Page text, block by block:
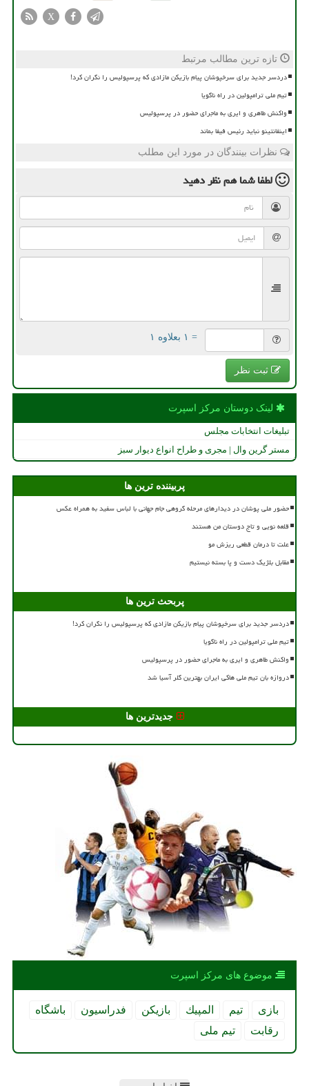
X
تازه ترین مطالب مرتبط
دردسر جدید برای سرخپوشان پیام بازیکن مازادی که پرسپولیس را نگران کرد!
تیم ملی ترامپولین در راه ناگویا
واکنش طاهری و ایری به ماجرای حضور در پرسپولیس
اینفانتینو نباید رئیس فیفا بماند
نظرات بینندگان در مورد این مطلب
لطفا شما همنظر دهید
= ۱ بعلاوه ۱
ثبت نظر
لینک دوستان مركز اسپرت
تبلیغات انتخابات مجلس
مستر گرین وال | مجری و طراح انواع دیوار سبز
پربیننده ترین ها
حضور ملی پوشان در دیدارهای مرحله گروهی جام جهانی با لباس سفید به همراه عکس
قلعه نویی و تاج دوستان من هستند
علت تا درمان قطعی ریزش مو
مقابل بلژیک دست و پا بسته نیستیم
پربحث ترین ها
دردسر جدید برای سرخپوشان پیام بازیکن مازادی که پرسپولیس را نگران کرد!
تیم ملی ترامپولین در راه ناگویا
واکنش طاهری و ایری به ماجرای حضور در پرسپولیس
دروازه بان تیم ملی هاکی ایران بهترین گلر آسیا شد
جدیدترین ها
موضوع های مركز اسپرت
بازی تیم المپیك بازیكن فدراسیون
باشگاه
رقابت
تیم ملی